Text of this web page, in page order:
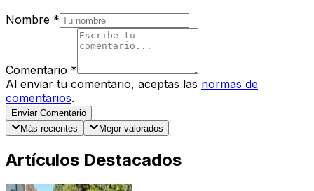
Nombre *
Comentario *
Al enviar tu comentario, aceptas las normas de
comentarios.
Enviar Comentario
Más recientes
Mejor valorados
Artículos Destacados